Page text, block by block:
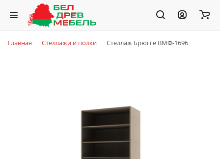
Главная Стеллажи и полки Стеллаж Брюгге ВМФ-1696